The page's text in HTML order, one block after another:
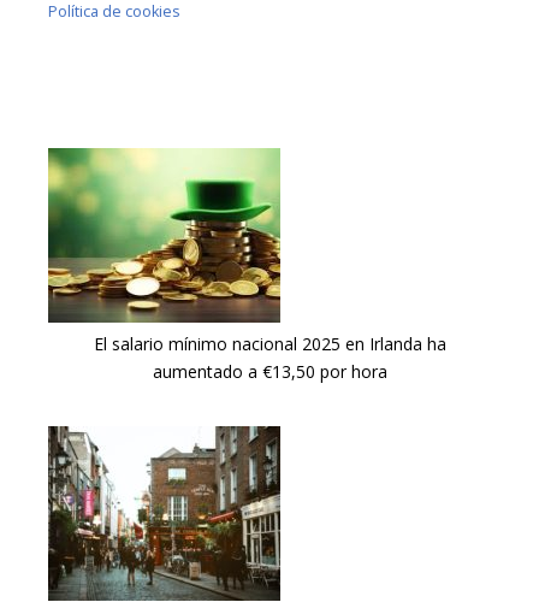
Política de cookies
El salario mínimo nacional 2025 en Irlanda ha
aumentado a €13,50 por hora